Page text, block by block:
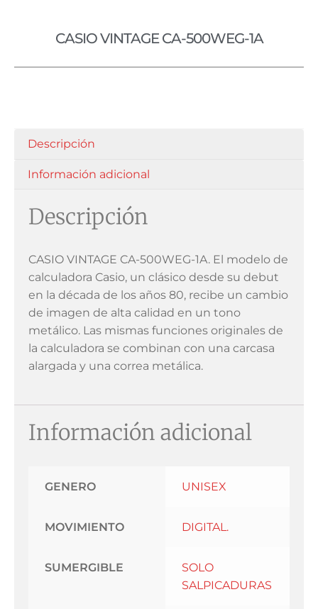
CASIO VINTAGE CA-500WEG-1A
Descripción
Información adicional
Descripción
CASIO VINTAGE CA-500WEG-1A. El modelo de
calculadora Casio, un clásico desde su debut
en la década de los años 80, recibe un cambio
de imagen de alta calidad en un tono
metálico. Las mismas funciones originales de
la calculadora se combinan con una carcasa
alargada y una correa metálica.
Información adicional
GENERO UNISEX
MOVIMIENTO DIGITAL.
SUMERGIBLE
SOLO
SALPICADURAS